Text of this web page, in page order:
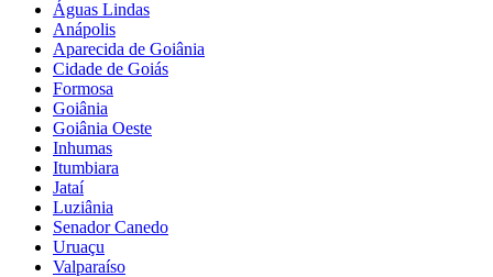
Águas Lindas
Anápolis
Aparecida de Goiânia
Cidade de Goiás
Formosa
Goiânia
Goiânia Oeste
Inhumas
Itumbiara
Jataí
Luziânia
Senador Canedo
Uruaçu
Valparaíso